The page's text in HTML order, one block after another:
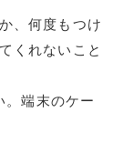
、何度もつけ
くれないこと
。端末のケー